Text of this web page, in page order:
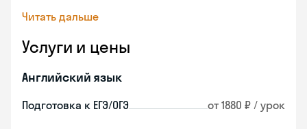
Читать дальше
Услуги и цены
Английский язык
Подготовка к ЕГЭ/ОГЭ от 1880 ₽ / урок